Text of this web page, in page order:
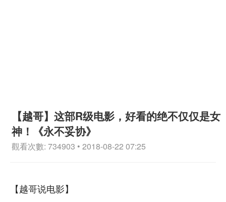
【越哥】这部R级电影，好看的绝不仅仅是女
神！《永不妥协》
觀看次數: 734903 • 2018-08-22 07:25
【越哥说电影】